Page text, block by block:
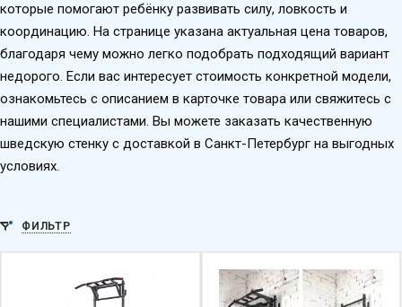
которые помогают ребёнку развивать силу, ловкость и
координацию. На странице указана актуальная цена товаров,
благодаря чему можно легко подобрать подходящий вариант
недорого. Если вас интересует стоимость конкретной модели,
ознакомьтесь с описанием в карточке товара или свяжитесь с
нашими специалистами. Вы можете заказать качественную
шведскую стенку с доставкой в Санкт-Петербург на выгодных
условиях.
ФИЛЬТР